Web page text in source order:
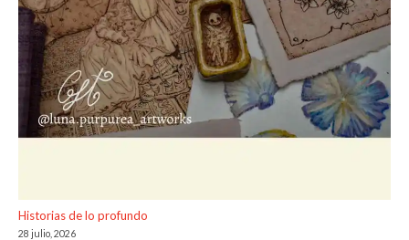
Historias de lo profundo
28 julio, 2026